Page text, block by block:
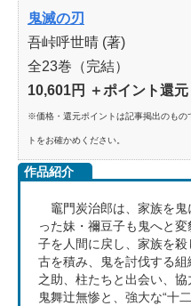
鬼滅の刃
吾峠呼世晴 (著)
全23巻（完結）
10,601円 ＋ポイント還
※価格・還元ポイントは記事掲出のもの
トをお確かめください。
作品紹介
竈門炭治郎は、家族を鬼
った妹・禰豆子も鬼へと
子を人間に戻し、家族を
古を積み、鬼を討伐する
之助、柱たちと出会い、
鬼舞辻無惨と、強大な“十